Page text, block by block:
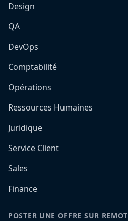
Design
QA
DevOps
Comptabilité
Opérations
Ressources Humaines
Juridique
Service Client
Sales
Finance
POSTER UNE OFFRE SUR